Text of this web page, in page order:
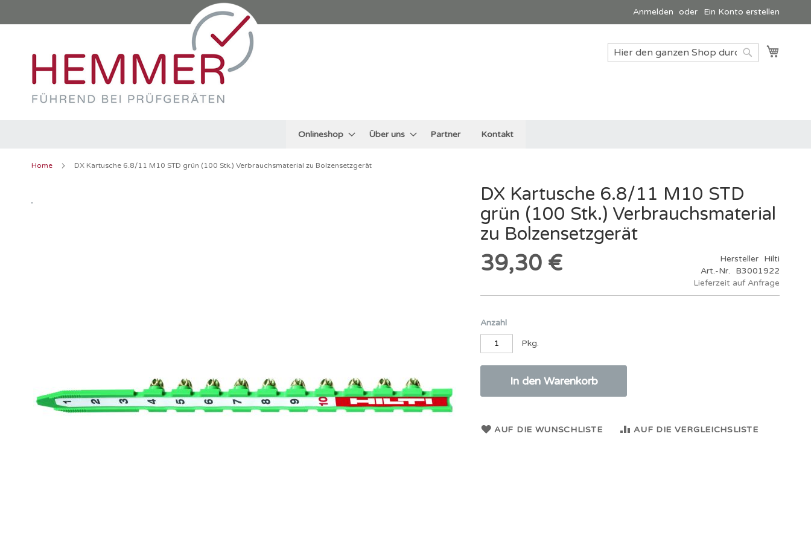
zum
Anmelden Ein Konto erstellen
Suche
Onlineshop Über uns Partner Kontakt
Home DX Kartusche 6.8/11 M10 STD grün (100 Stk.) Verbrauchsmaterial zu Bolzensetzgerät
Ende
DX Kartusche 6.8/11 M10 STD
grün (100 Stk.) Verbrauchsmaterial
zu Bolzensetzgerät
39,30 € Hersteller Hilti
Art.-Nr.
B3001922
Lieferzeit auf Anfrage
Anzahl
Pkg.
In den Warenkorb
AUF DIE WUNSCHLISTE AUF DIE VERGLEICHSLISTE